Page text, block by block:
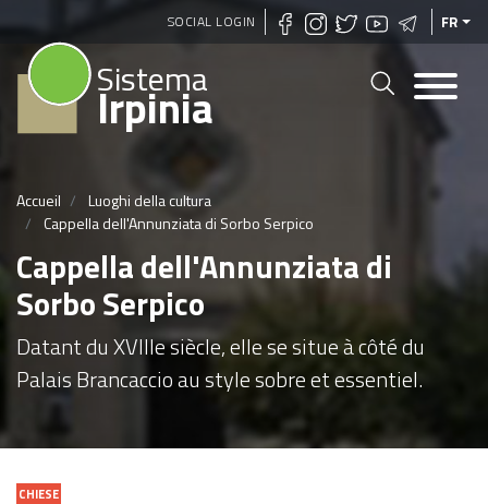
Aller
au
SOCIAL LOGIN FR
Sistema
Irpinia
Accueil
Luoghi della cultura
Cappella dell'Annunziata di Sorbo Serpico
Cappella dell'Annunziata di
Sorbo Serpico
Datant du XVIIIe siècle, elle se situe à côté du
Palais Brancaccio au style sobre et essentiel.
CHIESE